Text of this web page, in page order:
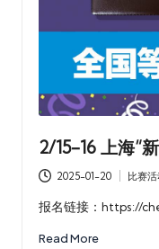
2/15-16 上海“
2025-01-20
Posted
比赛
报名链接：https://
Read More